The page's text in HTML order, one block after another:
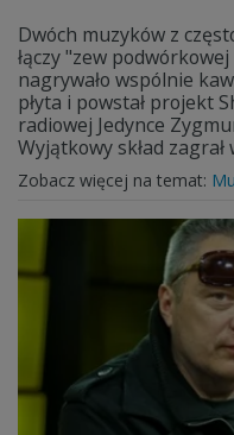
Dwóch muzyków z
łączy "zew
nagrywało wspólnie
płyta i powstał projekt
radiowej Jedynce
Wyjątkowy skład
Zobacz więcej na temat: